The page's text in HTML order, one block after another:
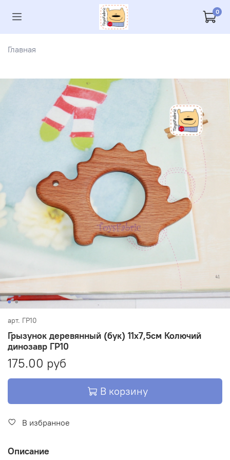
0
Главная
арт. ГР10
Грызунок деревянный (бук) 11х7,5см Колючий
динозавр ГР10
175.00 руб
В корзину
В избранное
Описание